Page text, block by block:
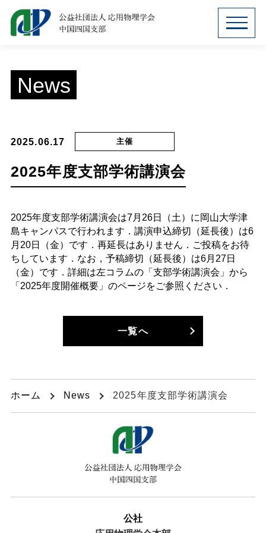
MENU
News
2025.06.17 主催
2025年度支部学術講演会
2025年度支部学術講演会は7月26日（土）に岡山大学津
島キャンパスで行われます．講演申込締切（延長後）は6
月20日（金）です．再延長はありません．ご投稿をお待
ちしています．なお，予稿締切（延長後）は6月27日
（金）です．詳細は左コラムの「支部学術講演会」から
「2025年度開催概要」のページをご参照ください．
一覧へ
ホーム News 2025年度支部学術講演会
公社